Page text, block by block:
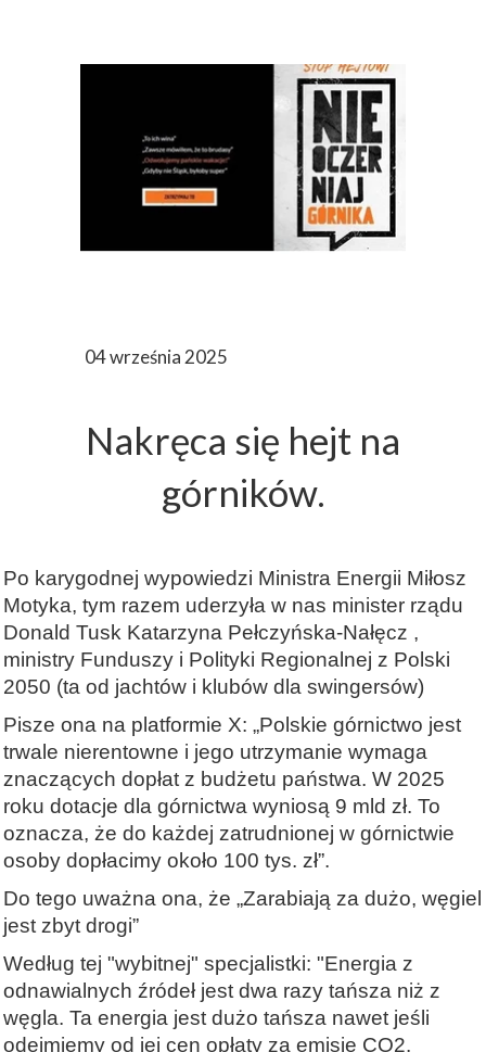
04 września 2025
Nakręca się hejt na
górników.
Po karygodnej wypowiedzi Ministra Energii Miłosz
Motyka, tym razem uderzyła w nas minister rządu
Donald Tusk Katarzyna Pełczyńska-Nałęcz ,
ministry Funduszy i Polityki Regionalnej z Polski
2050 (ta od jachtów i klubów dla swingersów)
Pisze ona na platformie X: „Polskie górnictwo jest
trwale nierentowne i jego utrzymanie wymaga
znaczących dopłat z budżetu państwa. W 2025
roku dotacje dla górnictwa wyniosą 9 mld zł. To
oznacza, że do każdej zatrudnionej w górnictwie
osoby dopłacimy około 100 tys. zł”.
Do tego uważna ona, że „Zarabiają za dużo, węgiel
jest zbyt drogi”
Według tej "wybitnej" specjalistki: "Energia z
odnawialnych źródeł jest dwa razy tańsza niż z
węgla. Ta energia jest dużo tańsza nawet jeśli
odejmiemy od jej cen opłaty za emisję CO2.